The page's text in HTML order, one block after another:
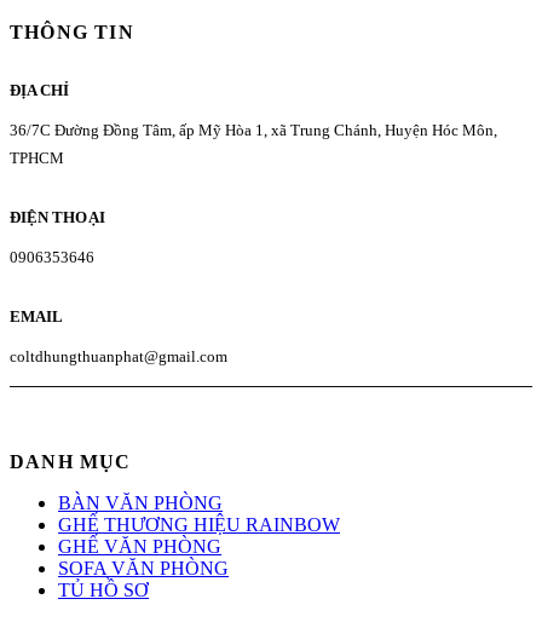
THÔNG TIN
ĐỊA CHỈ
36/7C Đường Đồng Tâm, ấp Mỹ Hòa 1, xã Trung Chánh, Huyện Hóc Môn,
TPHCM
ĐIỆN THOẠI
0906353646
EMAIL
coltdhungthuanphat@gmail.com
DANH MỤC
BÀN VĂN PHÒNG
GHẾ THƯƠNG HIỆU RAINBOW
GHẾ VĂN PHÒNG
SOFA VĂN PHÒNG
TỦ HỒ SƠ